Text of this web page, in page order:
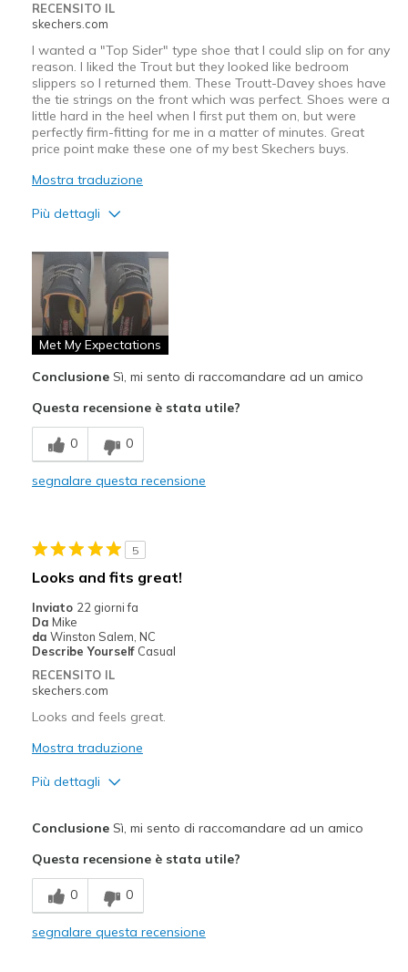
RECENSITO IL
skechers.com
I wanted a "Top Sider" type shoe that I could slip on for any
reason. I liked the Trout but they looked like bedroom
slippers so I returned them. These Troutt-Davey shoes have
the tie strings on the front which was perfect. Shoes were a
little hard in the heel when I first put them on, but were
perfectly firm-fitting for me in a matter of minutes. Great
price point make these one of my best Skechers buys.
Mostra traduzione
Più dettagli
Attractive Design
Breathe Well
Comfortable
Durable
Stylish
Migliori Utilizzi:
Boat Shoe
Going Out
Travel
Width
Sizing
Feels true to size
View On Shoes
Met My Expectations
ConclusioneSì, mi sento di raccomandare ad un amico
Questa recensione è stata utile?
0 0
segnalare questa recensione
5
Looks and fits great!
Inviato 22 giorni fa
Da Mike
da Winston Salem, NC
Describe Yourself Casual
RECENSITO IL
skechers.com
Looks and feels great.
Mostra traduzione
Più dettagli
Comfortable
Stylish
ConclusioneSì, mi sento di raccomandare ad un amico
Questa recensione è stata utile?
0 0
segnalare questa recensione